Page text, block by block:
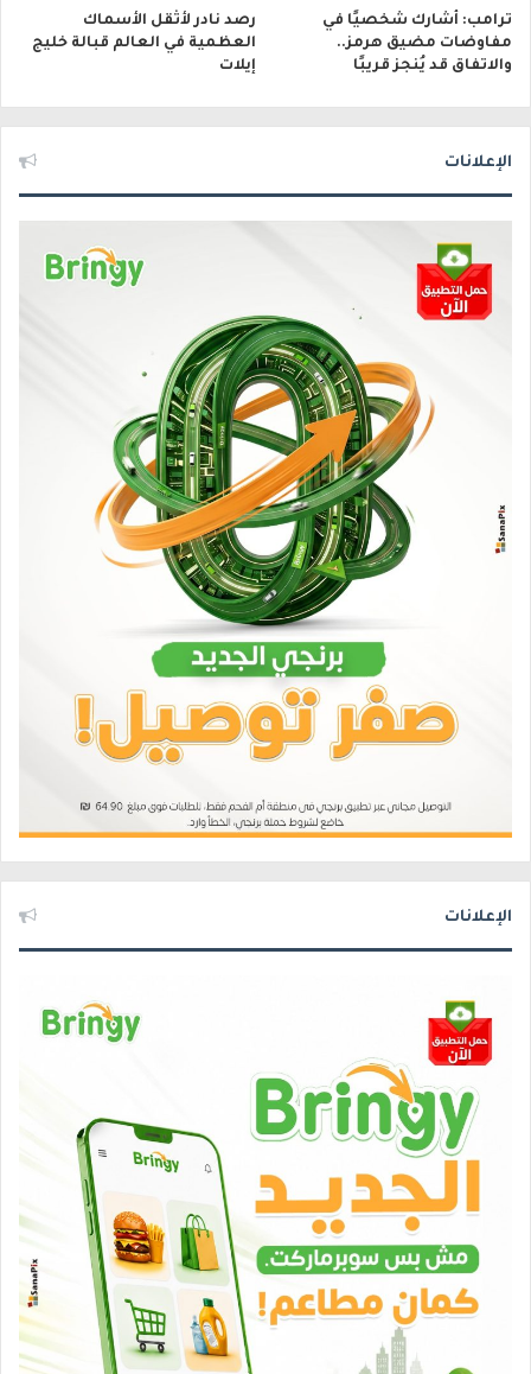
ترامب: أشارك شخصيًا في
مفاوضات مضيق هرمز..
والاتفاق قد يُنجز قريبًا
رصد نادر لأثقل الأسماك
العظمية في العالم قبالة خليج
إيلات
الإعلانات
الإعلانات